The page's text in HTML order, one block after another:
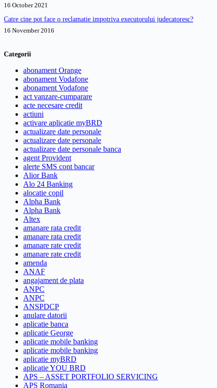
16 October 2021
Catre cine pot face o reclamatie impotriva executorului judecatoresc?
16 November 2016
Categorii
abonament Orange
abonament Vodafone
abonament Vodafone
act vanzare-cumparare
acte necesare credit
actiuni
activare aplicatie myBRD
actualizare date personale
actualizare date personale
actualizare date personale banca
agent Provident
alerte SMS cont bancar
Alior Bank
Alo 24 Banking
alocatie copil
Alpha Bank
Alpha Bank
Altex
amanare rata credit
amanare rata credit
amanare rate credit
amanare rate credit
amenda
ANAF
angajament de plata
ANPC
ANPC
ANSPDCP
anulare datorii
aplicatie banca
aplicatie George
aplicatie mobile banking
aplicatie mobile banking
aplicatie myBRD
aplicatie YOU BRD
APS – ASSET PORTFOLIO SERVICING
APS Romania